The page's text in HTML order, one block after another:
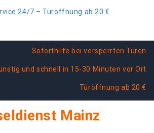
Soforthilfe bei versperrten Türen
und schnell in 15-30 Minuten vor Ort
Türöffnung ab 20 €
Mainz